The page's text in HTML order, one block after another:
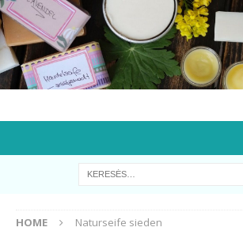
HOME Naturseife sieden